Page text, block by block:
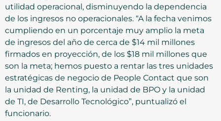
utilidad operacional, disminuyendo la dependencia
de los ingresos no operacionales. “A la fecha venimos
cumpliendo en un porcentaje muy amplio la meta
de ingresos del año de cerca de $14 mil millones
firmados en proyección, de los $18 mil millones que
son la meta; hemos puesto a rentar las tres unidades
estratégicas de negocio de People Contact que son
la unidad de Renting, la unidad de BPO y la unidad
de TI, de Desarrollo Tecnológico”, puntualizó el
funcionario.